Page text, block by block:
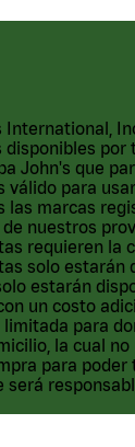
International,
disponibles por
John's que
válido para
las marcas
nuestros
requieren la
solo estarán
estarán
un costo
para
la cual
para poder
será